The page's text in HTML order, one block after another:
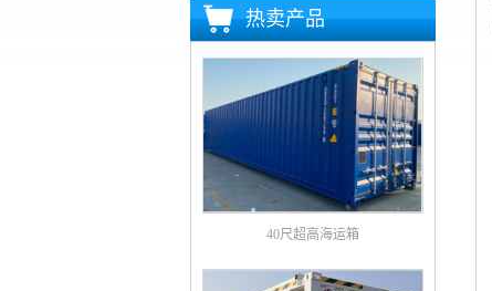
热卖产品
40尺超高海运箱